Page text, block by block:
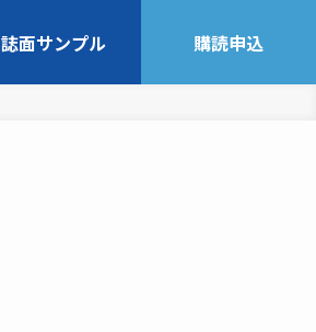
誌面サンプル 購読申込